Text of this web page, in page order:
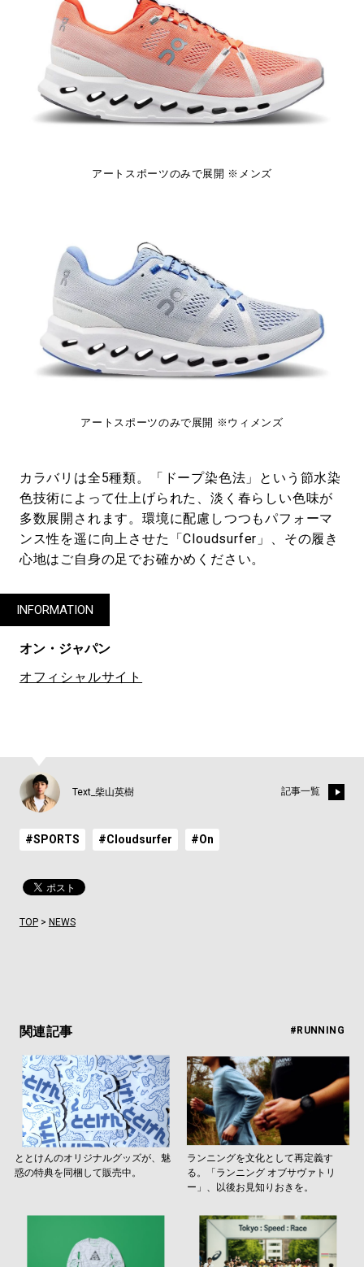
アートスポーツのみで展開 ※メンズ
アートスポーツのみで展開 ※ウィメンズ
カラバリは全5種類。「ドープ染色法」という節水染
色技術によって仕上げられた、淡く春らしい色味が
多数展開されます。環境に配慮しつつもパフォーマ
ンス性を遥に向上させた「Cloudsurfer」、その履き
心地はご自身の足でお確かめください。
INFORMATION
オン・ジャパン
オフィシャルサイト
Text_柴山英樹 記事一覧
#SPORTS #Cloudsurfer #On
TOP> NEWS
関連記事 #RUNNING
ととけんのオリジナルグッズが、魅
惑の特典を同梱して販売中。
ランニングを文化として再定義す
る。「ランニング オブサヴァトリ
ー」、以後お見知りおきを。